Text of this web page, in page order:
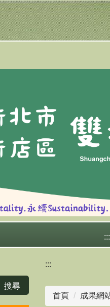
:::
搜尋
:::
首頁 成果網